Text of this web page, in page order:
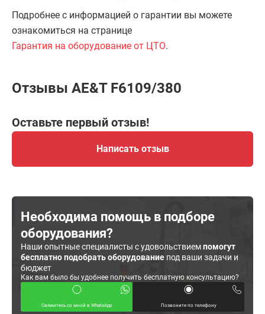
Подробнее с информацией о гарантии вы можете
ознакомиться на странице
Гарантия на оборудование от ЦТО.
Отзывы AE&T F6109/380
Оставьте первый отзыв!
Написать отзыв
Необходима помощь в подборе
оборудования?
Наши опытные специалисты с удовольствиемпомогут
бесплатно подобрать оборудование под ваши задачи и
бюджет
Как вам было бы удобнее получить бесплатную консультацию?
Свяжитесь со мной в WhatsApp Позвоните по телефону